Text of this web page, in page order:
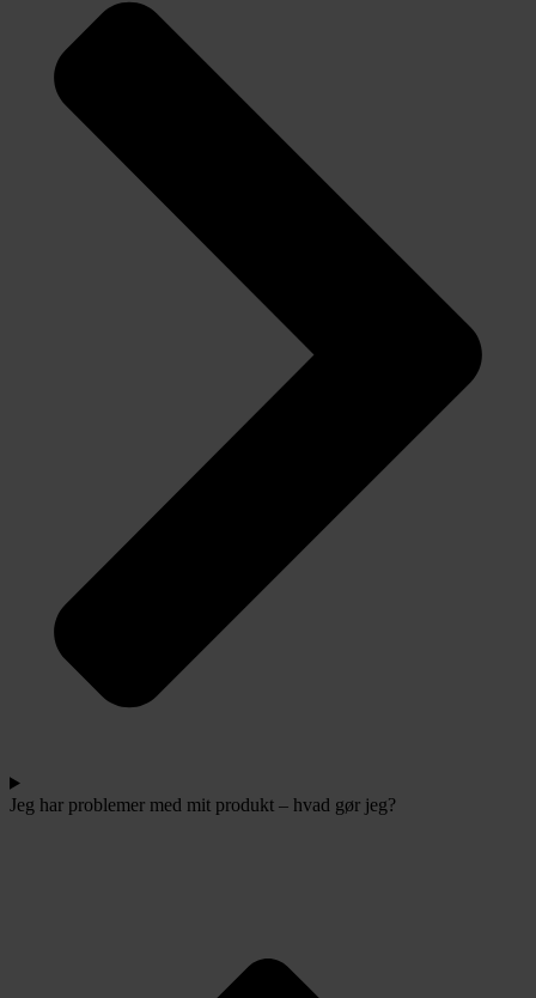
Jeg har problemer med mit produkt – hvad gør jeg?